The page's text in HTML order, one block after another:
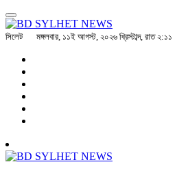
সিলেট মঙ্গলবার, ১১ই আগস্ট, ২০২৬ খ্রিস্টাব্দ, রাত ২:১১